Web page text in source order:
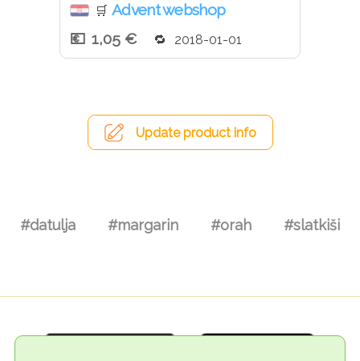
🛒 Advent webshop
1,05 €
2018-01-01
Update product info
#datulja #margarin #orah #slatkiši